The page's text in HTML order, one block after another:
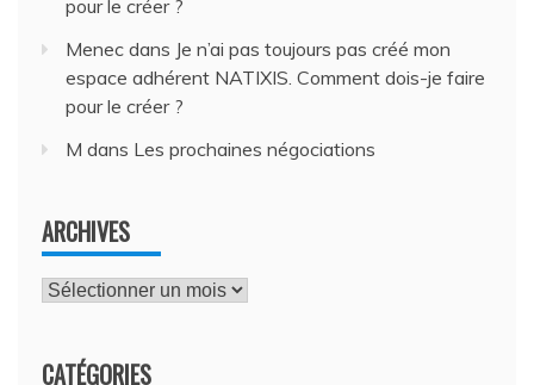
pour le créer ?
Menec dans Je n’ai pas toujours pas créé mon
espace adhérent NATIXIS. Comment dois-je faire
pour le créer ?
M dans Les prochaines négociations
ARCHIVES
Archives
CATÉGORIES